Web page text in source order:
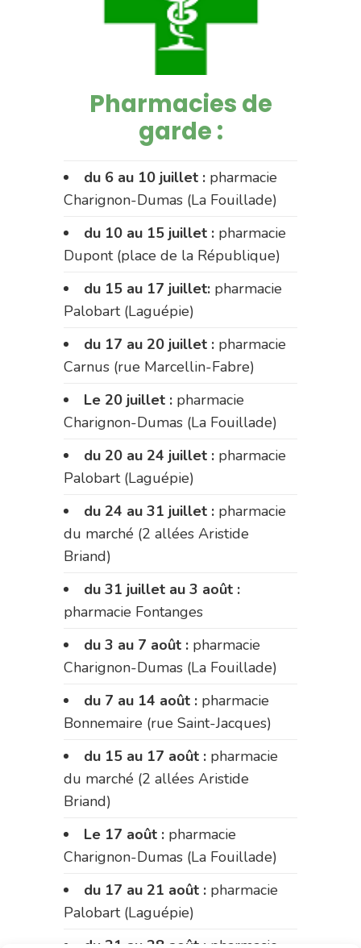
Pharmacies de
garde :
du 6 au 10 juillet : pharmacie
Charignon-Dumas (La Fouillade)
du 10 au 15 juillet : pharmacie
Dupont (place de la République)
du 15 au 17 juillet: pharmacie
Palobart (Laguépie)
du 17 au 20 juillet : pharmacie
Carnus (rue Marcellin-Fabre)
Le 20 juillet : pharmacie
Charignon-Dumas (La Fouillade)
du 20 au 24 juillet : pharmacie
Palobart (Laguépie)
du 24 au 31 juillet : pharmacie
du marché (2 allées Aristide
Briand)
du 31 juillet au 3 août :
pharmacie Fontanges
du 3 au 7 août : pharmacie
Charignon-Dumas (La Fouillade)
du 7 au 14 août : pharmacie
Bonnemaire (rue Saint-Jacques)
du 15 au 17 août : pharmacie
du marché (2 allées Aristide
Briand)
Le 17 août : pharmacie
Charignon-Dumas (La Fouillade)
du 17 au 21 août : pharmacie
Palobart (Laguépie)